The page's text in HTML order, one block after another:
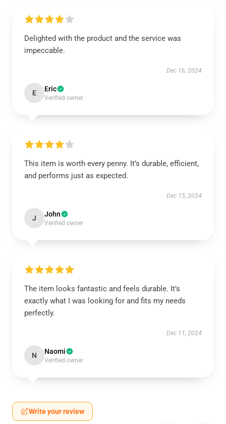
Delighted with the product and the service was
impeccable.
Dec 16, 2024
E Eric
Verified owner
This item is worth every penny. It’s durable, efficient,
and performs just as expected.
Dec 15, 2024
J John
Verified owner
The item looks fantastic and feels durable. It’s
exactly what I was looking for and fits my needs
perfectly.
Dec 11, 2024
N Naomi
Verified owner
Write your review